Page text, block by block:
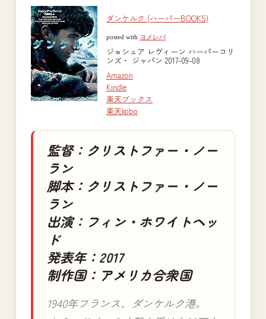
ダンケルク (ハーパーBOOKS)
posted with ヨメレバ
ジョシュア レヴィーン ハーパーコリ
ンズ・ ジャパン 2017-09-08
Amazon
Kindle
楽天ブックス
楽天kobo
監督：クリストファー・ノー
ラン
脚本：クリストファー・ノー
ラン
出演：フィン・ホワイトヘッ
ド
発表年：2017
制作国：アメリカ合衆国
1940年フランス、ダンケルク港。